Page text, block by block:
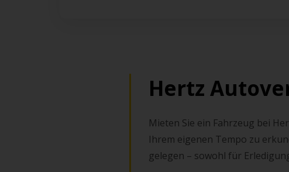
Hertz
Mieten Sie ein Fahrzeug bei
Ihrem eigenen Tempo zu
gelegen – sowohl für